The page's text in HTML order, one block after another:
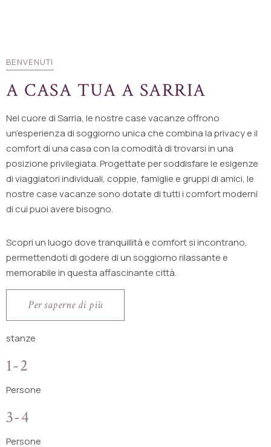
BENVENUTI
A CASA TUA A SARRIA
Nel cuore di Sarria, le nostre case vacanze offrono
un’esperienza di soggiorno unica che combina la privacy e il
comfort di una casa con la comodità di trovarsi in una
posizione privilegiata. Progettate per soddisfare le esigenze
di viaggiatori individuali, coppie, famiglie e gruppi di amici, le
nostre case vacanze sono dotate di tutti i comfort moderni
di cui puoi avere bisogno.
Scopri un luogo dove tranquillità e comfort si incontrano,
permettendoti di godere di un soggiorno rilassante e
memorabile in questa affascinante città.
Per saperne di più
stanze
1-2
Persone
3-4
Persone